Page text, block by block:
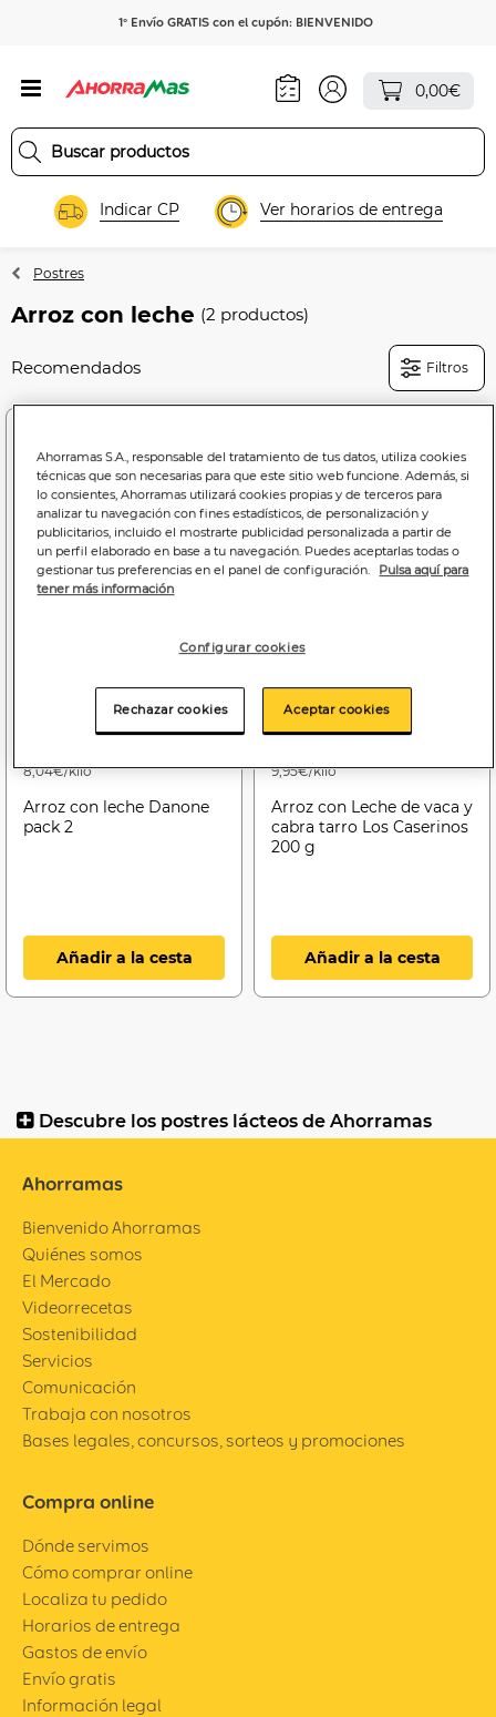
1º Envío GRATIS con el cupón: BIENVENIDO
0,00€
Indicar CP Ver horarios de entrega
Postres
Arroz con leche (2 productos)
Filtros
8,04€/kilo
Arroz con leche Danone
pack 2
Añadir a la cesta
1
9,95€/kilo
Arroz con Leche de vaca y
cabra tarro Los Caserinos
200 g
Añadir a la cesta
Descubre los postres lácteos de Ahorramas
Ahorramas
Bienvenido Ahorramas
Quiénes somos
El Mercado
Videorrecetas
Sostenibilidad
Servicios
Comunicación
Trabaja con nosotros
Bases legales, concursos, sorteos y promociones
Compra online
Dónde servimos
Cómo comprar online
Localiza tu pedido
Horarios de entrega
Gastos de envío
Envío gratis
Información legal
Ahorramas S.A., responsable del tratamiento de tus datos, utiliza cookies
técnicas que son necesarias para que este sitio web funcione. Además, si
lo consientes, Ahorramas utilizará cookies propias y de terceros para
analizar tu navegación con fines estadísticos, de personalización y
publicitarios, incluido el mostrarte publicidad personalizada a partir de
un perfil elaborado en base a tu navegación. Puedes aceptarlas todas o
gestionar tus preferencias en el panel de configuración. Pulsa aquí para
tener más información
Configurar cookies
Rechazar cookies Aceptar cookies